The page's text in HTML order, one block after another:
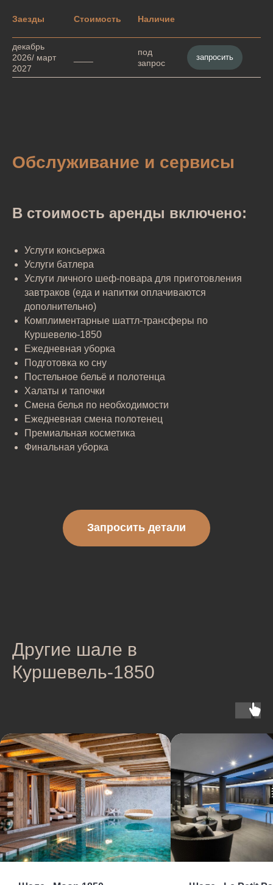
Заезды Стоимость Наличие
декабрь
2026/ март
2027
под
запрос
запросить
Обслуживание и сервисы
В стоимость аренды включено:
Услуги консьержа
Услуги батлера
Услуги личного шеф-повара для приготовления
завтраков (еда и напитки оплачиваются
дополнительно)
Комплиментарные шаттл-трансферы по
Куршевелю-1850
Ежедневная уборка
Подготовка ко сну
Постельное бельё и полотенца
Халаты и тапочки
Смена белья по необходимости
Ежедневная смена полотенец
Премиальная косметика
Финальная уборка
Запросить детали
Другие шале в
Куршевель-1850